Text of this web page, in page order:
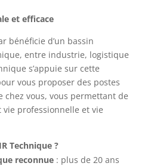
et efficace
bénéficie d’un bassin
entre industrie, logistique
s’appuie sur cette
vous proposer des postes
chez vous, vous permettant de
professionnelle et vie
Technique ?
reconnue: plus de 20 ans